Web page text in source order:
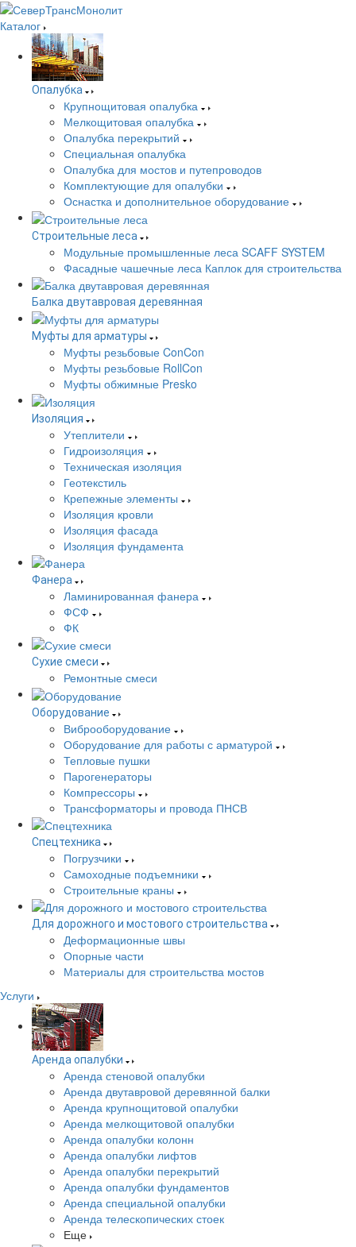
Каталог
Опалубка
Крупнощитовая опалубка
Мелкощитовая опалубка
Опалубка перекрытий
Специальная опалубка
Опалубка для мостов и путепроводов
Комплектующие для опалубки
Оснастка и дополнительное оборудование
Строительные леса
Модульные промышленные леса SCAFF SYSTEM
Фасадные чашечные леса Каплок для строительства
Балка двутавровая деревянная
Муфты для арматуры
Муфты резьбовые ConCon
Муфты резьбовые RollCon
Муфты обжимные Presko
Изоляция
Утеплители
Гидроизоляция
Техническая изоляция
Геотекстиль
Крепежные элементы
Изоляция кровли
Изоляция фасада
Изоляция фундамента
Фанера
Ламинированная фанера
ФСФ
ФК
Сухие смеси
Ремонтные смеси
Оборудование
Виброоборудование
Оборудование для работы с арматурой
Тепловые пушки
Парогенераторы
Компрессоры
Трансформаторы и провода ПНСВ
Спецтехника
Погрузчики
Самоходные подъемники
Строительные краны
Для дорожного и мостового строительства
Деформационные швы
Опорные части
Материалы для строительства мостов
Услуги
Аренда опалубки
Аренда стеновой опалубки
Аренда двутавровой деревянной балки
Аренда крупнощитовой опалубки
Аренда мелкощитовой опалубки
Аренда опалубки колонн
Аренда опалубки лифтов
Аренда опалубки перекрытий
Аренда опалубки фундаментов
Аренда специальной опалубки
Аренда телескопических стоек
Еще